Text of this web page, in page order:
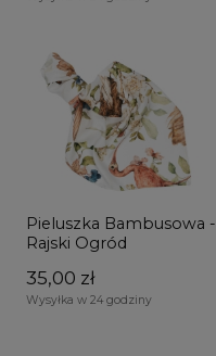
Pieluszka Bambusowa -
Rajski Ogród
35,00 zł
Wysyłka w 24 godziny